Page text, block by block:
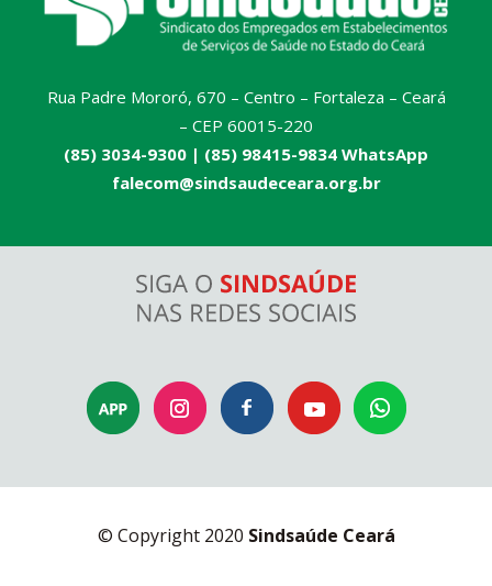
Rua Padre Mororó, 670 – Centro – Fortaleza – Ceará
– CEP 60015-220
(85) 3034-9300 | (85) 98415-9834 WhatsApp
falecom@sindsaudeceara.org.br
© Copyright 2020 Sindsaúde Ceará